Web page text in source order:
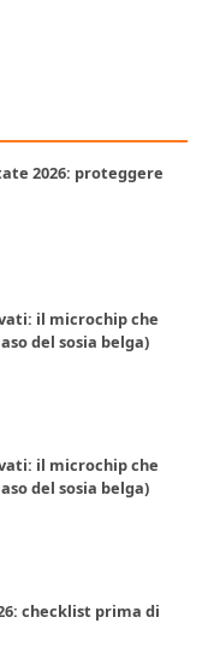
2026: proteggere
il microchip che
del sosia belga)
il microchip che
del sosia belga)
checklist prima di